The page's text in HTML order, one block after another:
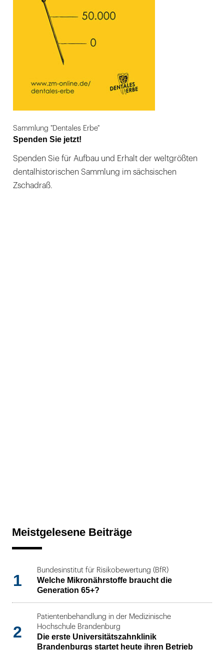
Sammlung "Dentales Erbe"
Spenden Sie jetzt!
Spenden Sie für Aufbau und Erhalt der weltgrößten
dentalhistorischen Sammlung im sächsischen
Zschadraß.
Meistgelesene Beiträge
1
Bundesinstitut für Risikobewertung (BfR)
Welche Mikronährstoffe braucht die
Generation 65+?
2
Patientenbehandlung in der Medizinische
Hochschule Brandenburg
Die erste Universitätszahnklinik
Brandenburgs startet heute ihren Betrieb